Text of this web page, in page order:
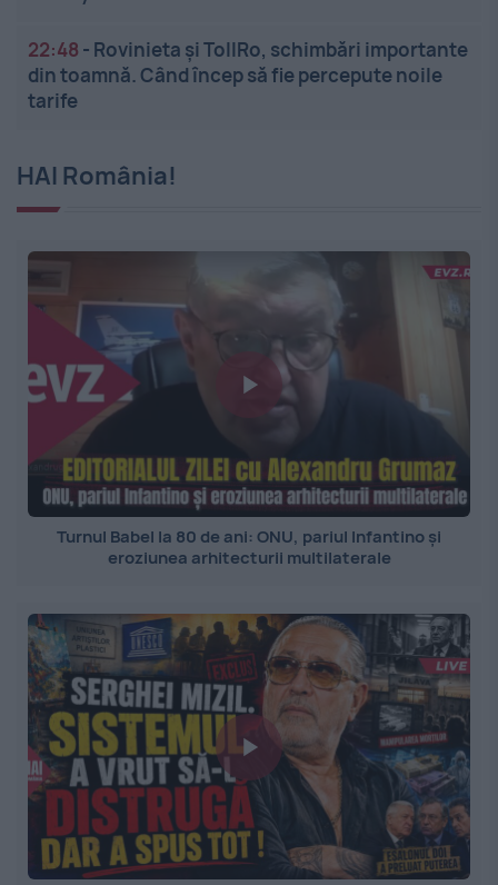
22:48 - Rovinieta și TollRo, schimbări importante
din toamnă. Când încep să fie percepute noile
tarife
HAI România!
Turnul Babel la 80 de ani: ONU, pariul Infantino și
eroziunea arhitecturii multilaterale